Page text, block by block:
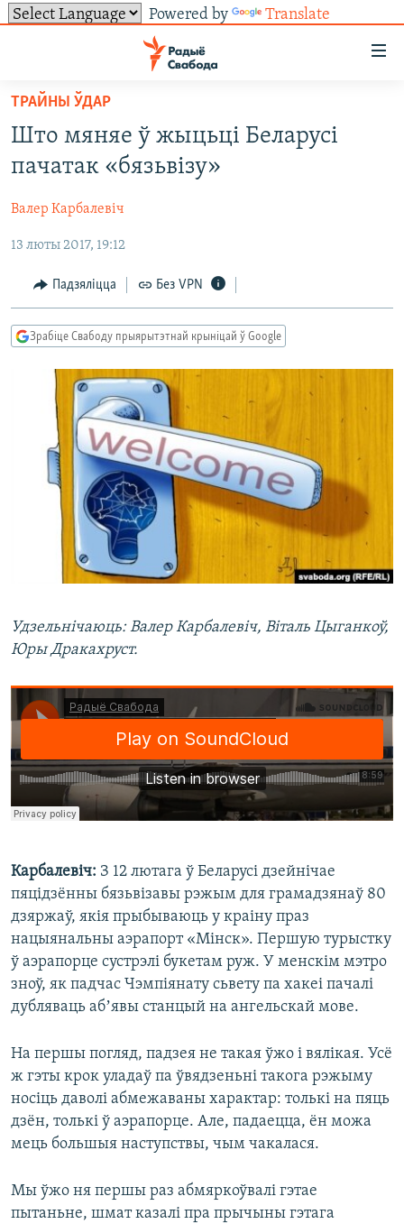
Powered by Translate
ўнівэрсальнага
доступу
Перайсьці
да
галоўнага
Перайсьці
да
навігацыі
Перайсьці
да
пошуку
ЛЮДЗІ
ПАЛІТЫКА
ЭКАНОМІКА
БЕЛАРУСЫ НА ВАЙНЕ
ПАЛІТВЯЗЬНІ
КУЛЬТУРА
КАЛЯНДАР
ТОЛЬКІ НА СВАБОДЗЕ
БЛОГІ
ГІСТОРЫЯ НА СВАБОДЗЕ
ПАДКАСТЫ
АЎДЫЁКНІГІ
PREMIUM
МОВА
НА ХВАЛЯХ СВАБОДЫ
АБЫСЬЦІ БЛЯКАВАНЬНЕ
ПАДЗЯЛІЦЦА ІНФАРМАЦЫЯЙ
ПАДПІСАЦЦА
RSS
ПАДКАСТЫ
TWITTER
Усе сайты РС/РСЭ
ТРАЙНЫ ЎДАР
Што мяняе ў жыцьці Беларусі
пачатак «бязьвізу»
Валер Карбалевіч
13 люты 2017, 19:12
Падзяліцца Без VPN
Зрабіце Свабоду прыярытэтнай крыніцай ў Google
Удзельнічаюць: Валер Карбалевіч, Віталь Цыганкоў,
Юры Дракахруст.
Карбалевіч: З 12 лютага ў Беларусі дзейнічае
пяцідзённы бязьвізавы рэжым для грамадзянаў 80
дзяржаў, якія прыбываюць у краіну праз
нацыянальны аэрапорт «Мінск». Першую турыстку
ў аэрапорце сустрэлі букетам руж. У менскім мэтро
зноў, як падчас Чэмпіянату сьвету па хакеі пачалі
дубляваць абʼявы станцый на ангельскай мове.
На першы погляд, падзея не такая ўжо і вялікая. Усё
ж гэты крок уладаў па ўвядзеньні такога рэжыму
носіць даволі абмежаваны характар: толькі на пяць
дзён, толькі ў аэрапорце. Але, падаецца, ён можа
мець большыя наступствы, чым чакалася.
Мы ўжо ня першы раз абмяркоўвалі гэтае
пытаньне, шмат казалі пра прычыны гэтага